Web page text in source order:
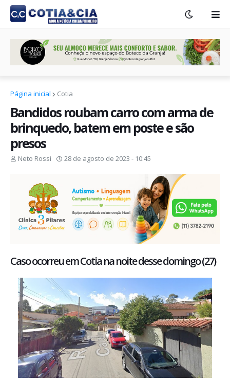
Página inicial Cotia
Bandidos roubam carro com arma de
brinquedo, batem em poste e são
presos
Neto Rossi 28 de agosto de 2023 - 10:45
Caso ocorreu em Cotia na noite desse domingo (27)